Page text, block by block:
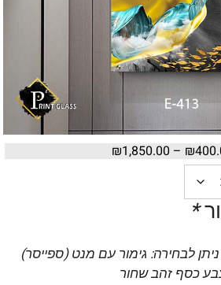
₪
–
₪1,850.00
*
לבחירה: גימור עם מנט (ספייסר)
כסף זהב שחור